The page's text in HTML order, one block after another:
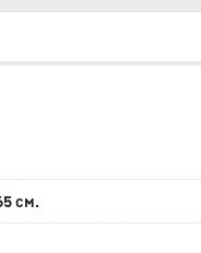
см.